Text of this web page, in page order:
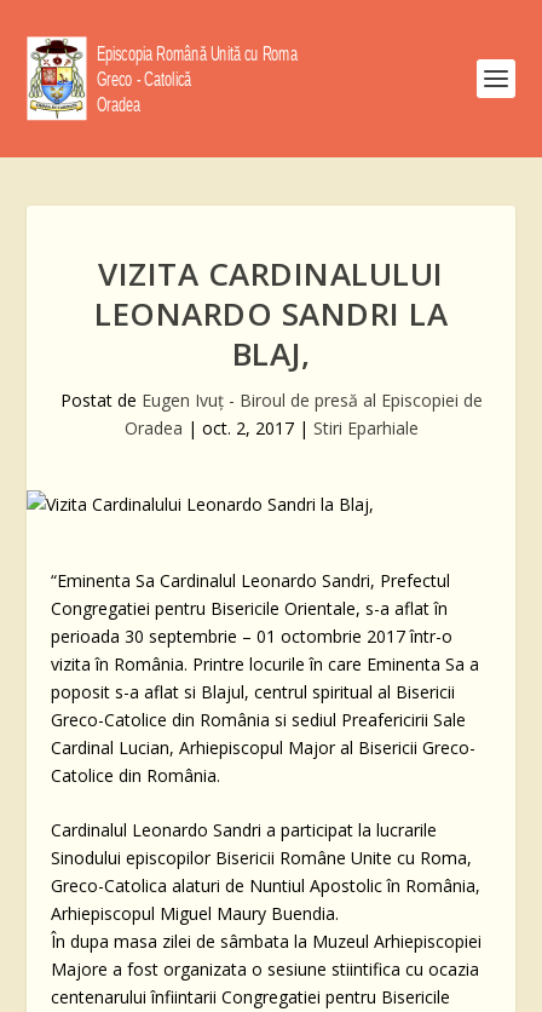
VIZITA CARDINALULUI
LEONARDO SANDRI LA
BLAJ,
Postat de Eugen Ivuţ - Biroul de presă al Episcopiei de
Oradea | oct. 2, 2017| Stiri Eparhiale
“Eminenta Sa Cardinalul Leonardo Sandri, Prefectul
Congregatiei pentru Bisericile Orientale, s-a aflat în
perioada 30 septembrie – 01 octombrie 2017 într-o
vizita în România. Printre locurile în care Eminenta Sa a
poposit s-a aflat si Blajul, centrul spiritual al Bisericii
Greco-Catolice din România si sediul Preafericirii Sale
Cardinal Lucian, Arhiepiscopul Major al Bisericii Greco-
Catolice din România.
Cardinalul Leonardo Sandri a participat la lucrarile
Sinodului episcopilor Bisericii Române Unite cu Roma,
Greco-Catolica alaturi de Nuntiul Apostolic în România,
Arhiepiscopul Miguel Maury Buendia.
În dupa masa zilei de sâmbata la Muzeul Arhiepiscopiei
Majore a fost organizata o sesiune stiintifica cu ocazia
centenarului înfiintarii Congregatiei pentru Bisericile